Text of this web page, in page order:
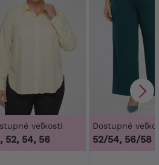
52, 56, 60, 62, 64
veľkosti
52, 54, 56
Dostupné
52/54, 56/58